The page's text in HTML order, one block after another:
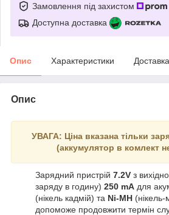
Замовлення під захистом
Доступна доставка
Опис Характеристики Доставка
Опис
УВАГА: Ціна вказана тільки
(аккумулятор в комлект
Зарядний пристрій 7.2V з
заряду в годину) 250 mA для
(нікель кадмій) та Ni-MH
допоможе продовжити термін